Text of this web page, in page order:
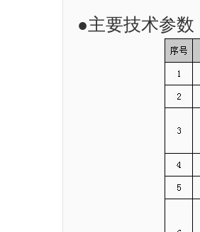
●主要技术参数